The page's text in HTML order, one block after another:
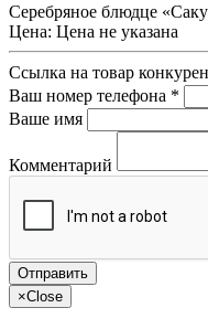
Серебряное блюдце
Цена: Цена не указана
Ссылка на товар
Ваш номер телефона *
Ваше имя
Комментарий
×Close